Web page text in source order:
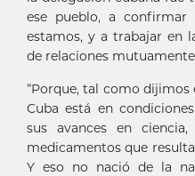
ese pueblo, a
estamos, y a trabajar en
de relaciones mutuamente
“Porque, tal como
Cuba está en
sus avances en
medicamentos que
Y eso no nació de la